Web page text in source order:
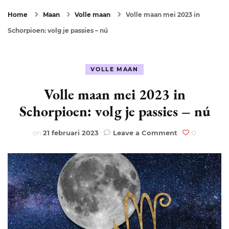
Home Maan Volle maan Volle maan mei 2023 in
Schorpioen: volg je passies – nú
VOLLE MAAN
Volle maan mei 2023 in
Schorpioen: volg je passies – nú
on 21 februari 2023 Leave a Comment on
maan
mei
2023
in
Schorpioen:
volg
je
passies
0